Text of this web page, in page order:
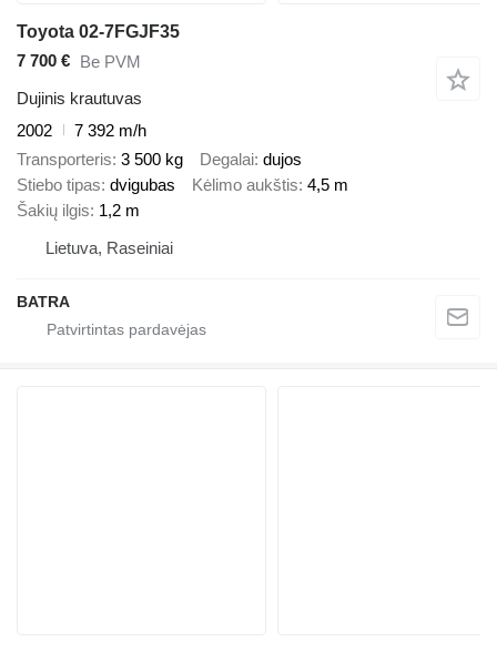
Toyota 02-7FGJF35
7 700 € Be PVM
Dujinis krautuvas
2002
7 392 m/h
Transporteris 3 500 kg Degalai dujos
Stiebo tipas dvigubas Kėlimo aukštis 4,5 m
Šakių ilgis 1,2 m
Lietuva, Raseiniai
BATRA